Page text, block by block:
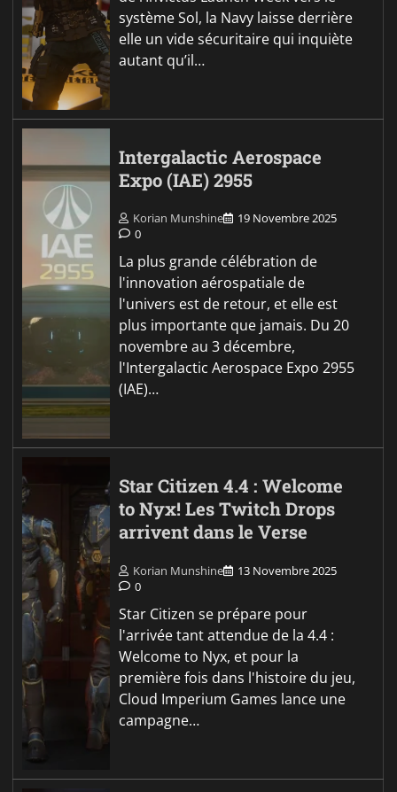
système Sol, la Navy laisse derrière
elle un vide sécuritaire qui inquiète
autant qu’il…
Intergalactic Aerospace
Expo (IAE) 2955
Korian Munshine
19 Novembre 2025
0
La plus grande célébration de
l'innovation aérospatiale de
l'univers est de retour, et elle est
plus importante que jamais. Du 20
novembre au 3 décembre,
l'Intergalactic Aerospace Expo 2955
(IAE)…
Star Citizen 4.4 : Welcome
to Nyx! Les Twitch Drops
arrivent dans le Verse
Korian Munshine
13 Novembre 2025
0
Star Citizen se prépare pour
l'arrivée tant attendue de la 4.4 :
Welcome to Nyx, et pour la
première fois dans l'histoire du jeu,
Cloud Imperium Games lance une
campagne…